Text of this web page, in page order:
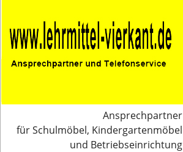
Ansprechpartner
für Schulmöbel, Kindergartenmöbel
und Betriebseinrichtung